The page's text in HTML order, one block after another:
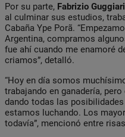
Por su parte, Fabrizio Guggiari
al culminar sus estudios,
Cabaña Ype Porã.
Argentina, compramos
fue ahí cuando me enamoré
criamos”, detalló.
“Hoy en día somos
trabajando en ganadería,
dando todas las
estamos luchando. Los
todavía”, mencionó entre